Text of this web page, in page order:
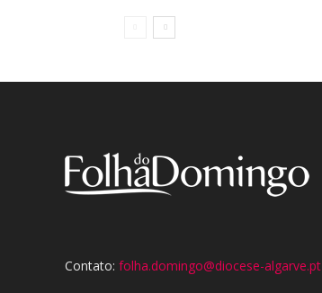
Contato: folha.domingo@diocese-algarve.pt